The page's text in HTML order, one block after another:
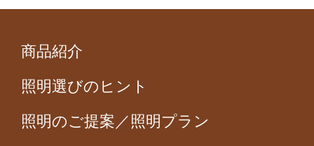
商品紹介
照明選びのヒント
照明のご提案／照明プラン